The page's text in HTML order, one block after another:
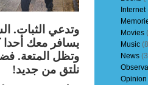
وتدعي الثبات.
يسافر معك أحدا
وتظل المتعة.
نلتق من جديد!
Internet
Movies
Music
News
Opinion